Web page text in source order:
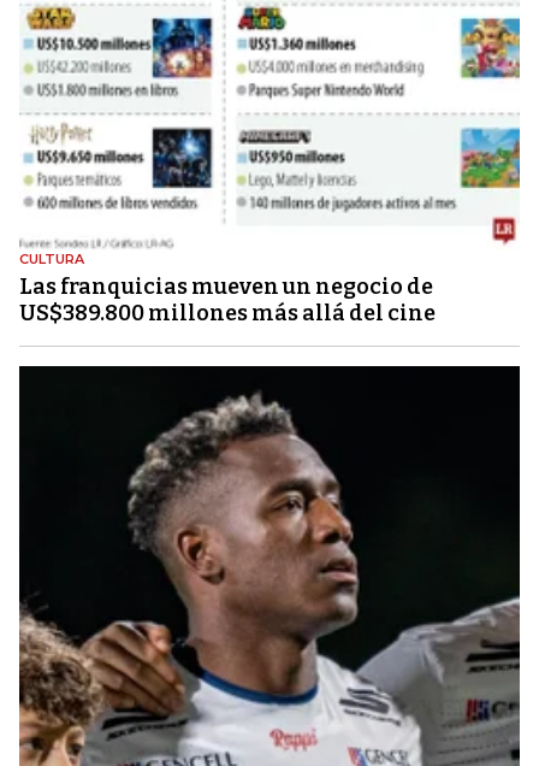
CULTURA
Las franquicias mueven un negocio de
US$389.800 millones más allá del cine